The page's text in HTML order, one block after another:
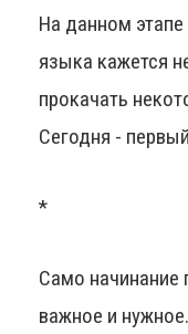
На данном
языка кажется
прокачать
Сегодня -
*
Само начинание
важное и